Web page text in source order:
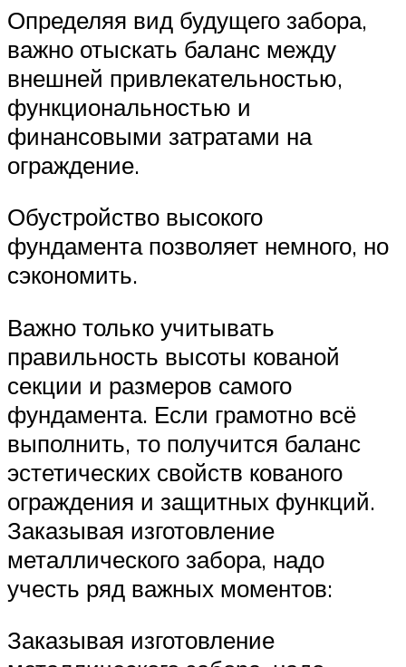
Определяя вид будущего забора,
важно отыскать баланс между
внешней привлекательностью,
функциональностью и
финансовыми затратами на
ограждение.
Обустройство высокого
фундамента позволяет немного, но
сэкономить.
Важно только учитывать
правильность высоты кованой
секции и размеров самого
фундамента. Если грамотно всё
выполнить, то получится баланс
эстетических свойств кованого
ограждения и защитных функций.
Заказывая изготовление
металлического забора, надо
учесть ряд важных моментов:
Заказывая изготовление